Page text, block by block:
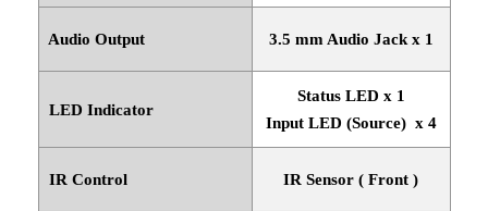
Audio Output 3.5 mm Audio Jack x 1
LED Indicator
Status LED x 1
Input LED (Source) x 4
IR Control IR Sensor ( Front )